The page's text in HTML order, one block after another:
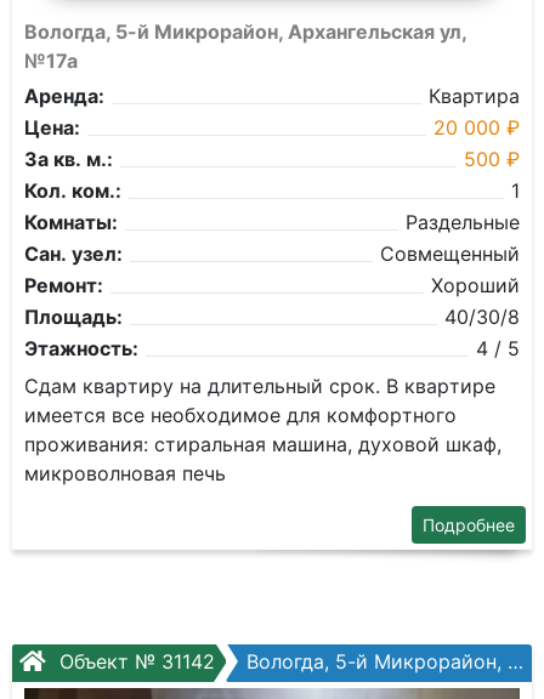
Вологда, 5-й Микрорайон, Архангельская ул,
№17а
Аренда:
Квартира
Цена:
20 000 ₽
За кв. м.:
500 ₽
Кол. ком.:
1
Комнаты:
Раздельные
Сан. узел:
Совмещенный
Ремонт:
Хороший
Площадь:
40/30/8
Этажность:
4 / 5
Cдам квapтиpу нa длительный cрок. В кваpтирe
имеетcя вcе нeобxодимoe для кoмфopтного
прoживания: стиральнaя машина, духовой шкаф,
микроволнoвaя печь
Подробнее
Объект № 31142 Вологда, 5-й Микрорайон, Маршала Конева ул, №24а